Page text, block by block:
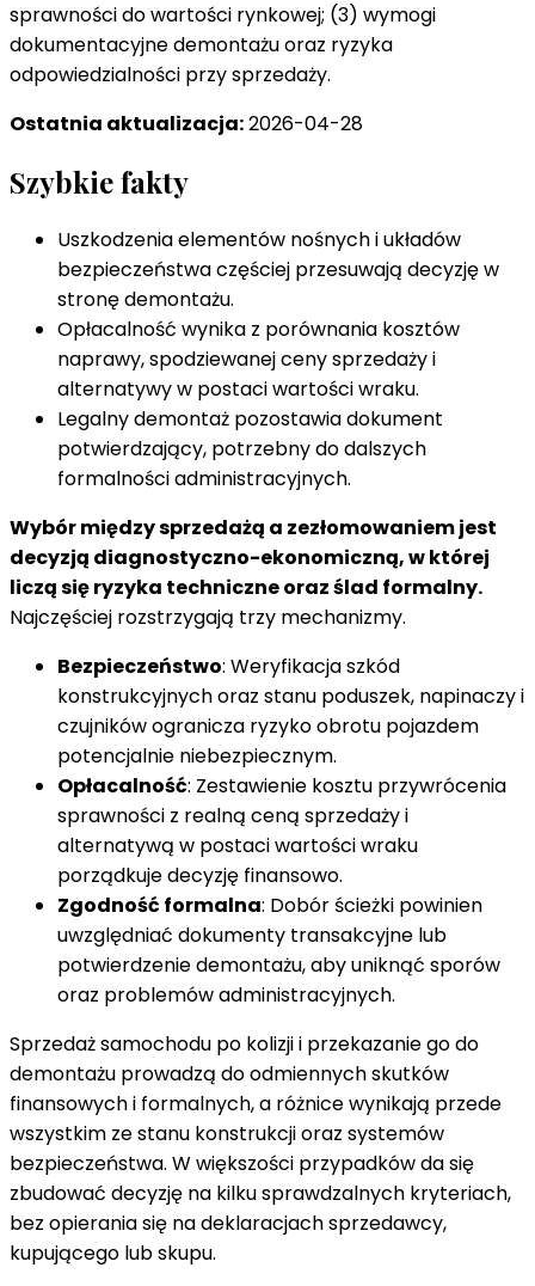
sprawności do wartości rynkowej; (3) wymogi
dokumentacyjne demontażu oraz ryzyka
odpowiedzialności przy sprzedaży.
Ostatnia aktualizacja:2026-04-28
Szybkie fakty
Uszkodzenia elementów nośnych i układów
bezpieczeństwa częściej przesuwają decyzję w
stronę demontażu.
Opłacalność wynika z porównania kosztów
naprawy, spodziewanej ceny sprzedaży i
alternatywy w postaci wartości wraku.
Legalny demontaż pozostawia dokument
potwierdzający, potrzebny do dalszych
formalności administracyjnych.
Wybór między sprzedażą a zezłomowaniem jest
decyzją diagnostyczno-ekonomiczną, w której
liczą się ryzyka techniczne oraz ślad formalny.
Najczęściej rozstrzygają trzy mechanizmy.
Bezpieczeństwo: Weryfikacja szkód
konstrukcyjnych oraz stanu poduszek, napinaczy i
czujników ogranicza ryzyko obrotu pojazdem
potencjalnie niebezpiecznym.
Opłacalność: Zestawienie kosztu przywrócenia
sprawności z realną ceną sprzedaży i
alternatywą w postaci wartości wraku
porządkuje decyzję finansowo.
Zgodność formalna: Dobór ścieżki powinien
uwzględniać dokumenty transakcyjne lub
potwierdzenie demontażu, aby uniknąć sporów
oraz problemów administracyjnych.
Sprzedaż samochodu po kolizji i przekazanie go do
demontażu prowadzą do odmiennych skutków
finansowych i formalnych, a różnice wynikają przede
wszystkim ze stanu konstrukcji oraz systemów
bezpieczeństwa. W większości przypadków da się
zbudować decyzję na kilku sprawdzalnych kryteriach,
bez opierania się na deklaracjach sprzedawcy,
kupującego lub skupu.